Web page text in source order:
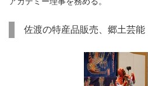
佐渡の特産品販売、郷土芸能